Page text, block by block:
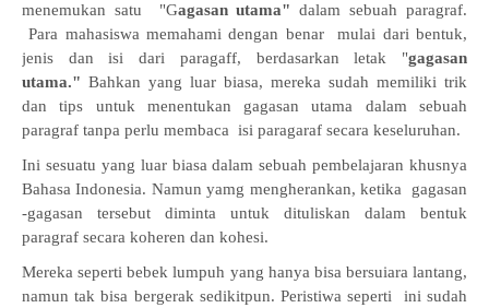
menemukan satu "Gagasan utama"dalam sebuah paragraf.
Para mahasiswa memahami dengan benar mulai dari bentuk,
jenis dan isi dari paragaff, berdasarkan letak "gagasan
utama." Bahkan yang luar biasa, mereka sudah memiliki trik
dan tips untuk menentukan gagasan utama dalam sebuah
paragraf tanpa perlu membaca isi paragaraf secara keseluruhan.
Ini sesuatu yang luar biasa dalam sebuah pembelajaran khusnya
Bahasa Indonesia. Namun yamg mengherankan, ketika gagasan
-gagasan tersebut diminta untuk dituliskan dalam bentuk
paragraf secara koheren dan kohesi.
Mereka seperti bebek lumpuh yang hanya bisa bersuiara lantang,
namun tak bisa bergerak sedikitpun. Peristiwa seperti ini sudah